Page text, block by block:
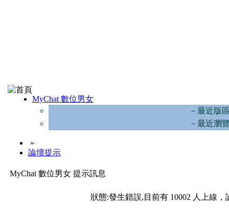
MyChat 數位男女
－最近版
－最近瀏
»
論壇提示
MyChat 數位男女 提示訊息
狀態:發生錯誤,目前有 10002 人上線